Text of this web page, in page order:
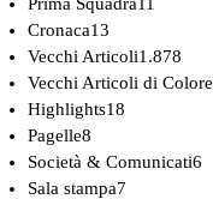
Cronaca13
Vecchi Articoli1.878
Vecchi Articoli di Colore
Highlights18
Pagelle8
Società & Comunicati6
Sala stampa7